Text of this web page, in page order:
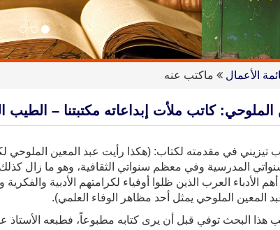
الأعمال ماكتب عنه
الملوحي: كاتب ملأت إبداعاته مكتبتنا – الطيب
تيزيني في مقدمته لكتاب: (هكذا رأيت عبد المعين الملوحي
المدرسية وفي معظم سنواتي الثقافية، وهو ما زال
الأدباء العرب الذين ظلوا أوفياء لكرامتهم الأدبية
المعين الملوحي يمثل أحد مظاهر الوفاء العلمي).
هذا البحث توفي قبل أن يرى كتابه مطبوعاً، فطبعه الأستاذ